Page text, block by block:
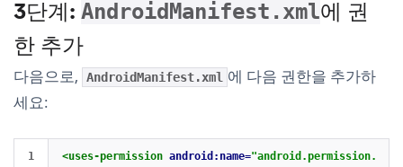
3단계: AndroidManifest.xml에 권
한 추가
다음으로, AndroidManifest.xml 에 다음 권한을 추가하
세요:
1
<uses-permission android:name=